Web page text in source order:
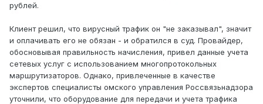
рублей.
Клиент решил, что вирусный трафик он "не заказывал", значит
и оплачивать его не обязан - и обратился в суд. Провайдер,
обосновывая правильность начисления, привел данные учета
сетевых услуг с использованием многопротокольных
маршрутизаторов. Однако, привлеченные в качестве
экспертов специалисты омского управления Россвязьнадзора
уточнили, что оборудование для передачи и учета трафика